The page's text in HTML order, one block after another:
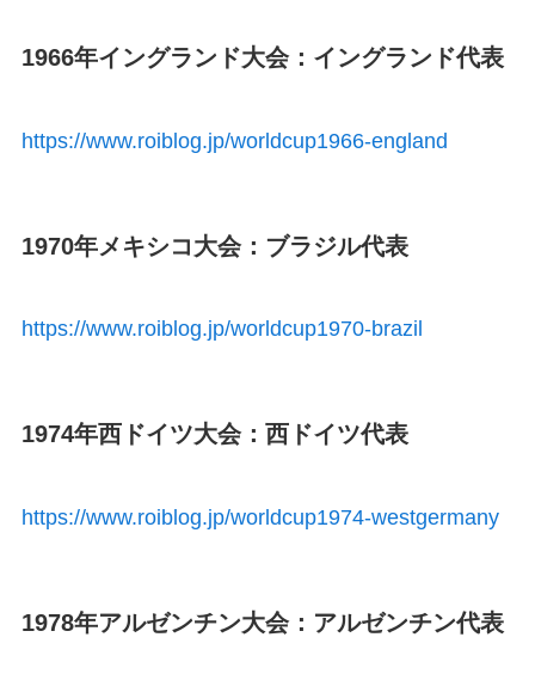
1966年イングランド大会：イングランド代表
https://www.roiblog.jp/worldcup1966-england
1970年メキシコ大会：ブラジル代表
https://www.roiblog.jp/worldcup1970-brazil
1974年西ドイツ大会：西ドイツ代表
https://www.roiblog.jp/worldcup1974-westgermany
1978年アルゼンチン大会：アルゼンチン代表